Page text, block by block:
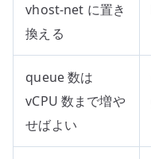
vhost-net に置き
換える
queue 数は
vCPU 数まで増や
せばよい